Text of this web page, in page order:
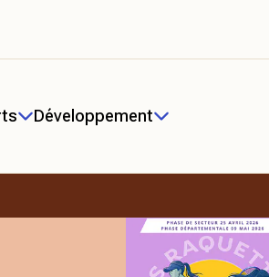
Développement